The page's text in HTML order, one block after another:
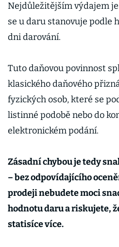
Nejdůležitějším výdajem
se u daru stanovuje podle
dni darování.
Tuto daňovou povinnost
klasického daňového
fyzických osob, které se
listinné podobě nebo do
elektronickém podání.
Zásadní chybou je tedy
– bez odpovídajícího
prodeji nebudete moci
hodnotu daru a riskujete,
statisíce více.